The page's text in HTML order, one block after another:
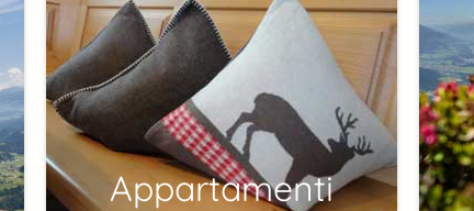
Appartamenti